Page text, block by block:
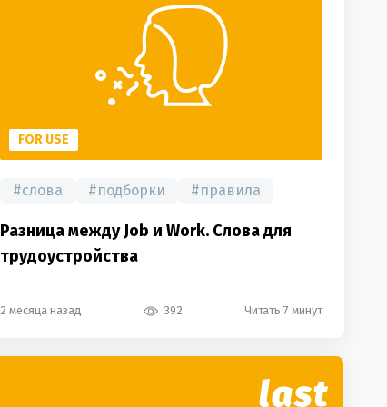
FOR USE
#слова #подборки #правила
Разница между Job и Work. Слова для
трудоустройства
2 месяца назад 392 Читать 7 минут
last